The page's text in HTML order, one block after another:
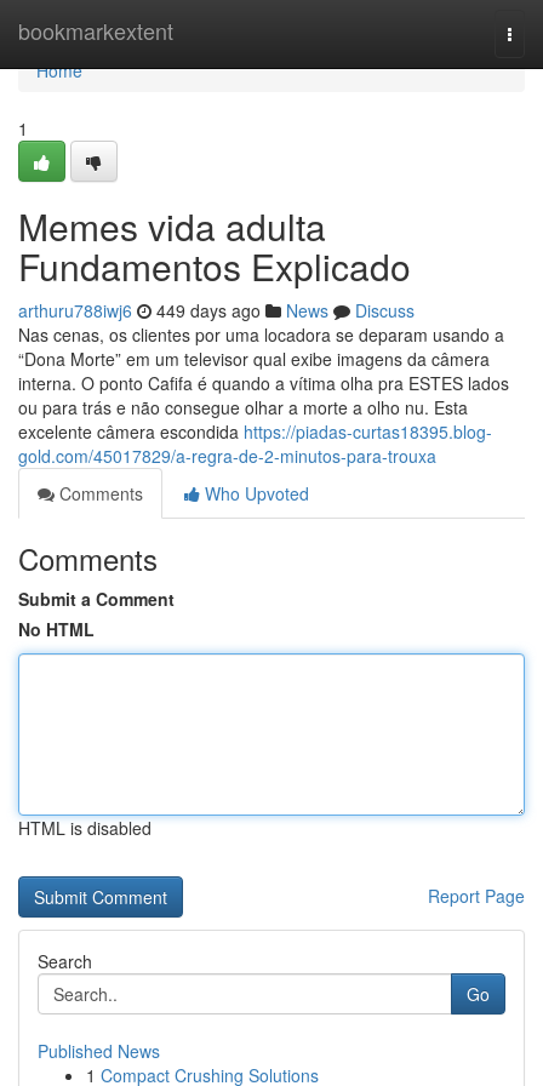
bookmarkextent
Home
Home
1
Memes vida adulta
Fundamentos Explicado
arthuru788iwj6 449 days ago News
Discuss
Nas cenas, os clientes por uma locadora se deparam usando a
“Dona Morte” em um televisor qual exibe imagens da câmera
interna. O ponto Cafifa é quando a vítima olha pra ESTES lados
ou para trás e não consegue olhar a morte a olho nu. Esta
excelente câmera escondida https://piadas-curtas18395.blog-
gold.com/45017829/a-regra-de-2-minutos-para-trouxa
Comments
Who Upvoted
Comments
Submit a Comment
No HTML
HTML is disabled
Report Page
Search
Go
Published News
1 Compact Crushing Solutions